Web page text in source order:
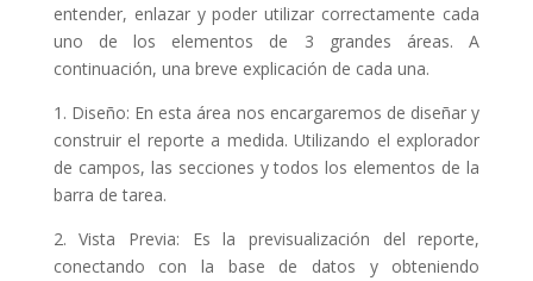
entender, enlazar y poder utilizar correctamente cada
uno de los elementos de 3 grandes áreas. A
continuación, una breve explicación de cada una.
1. Diseño: En esta área nos encargaremos de diseñar y
construir el reporte a medida. Utilizando el explorador
de campos, las secciones y todos los elementos de la
barra de tarea.
2. Vista Previa: Es la previsualización del reporte,
conectando con la base de datos y obteniendo